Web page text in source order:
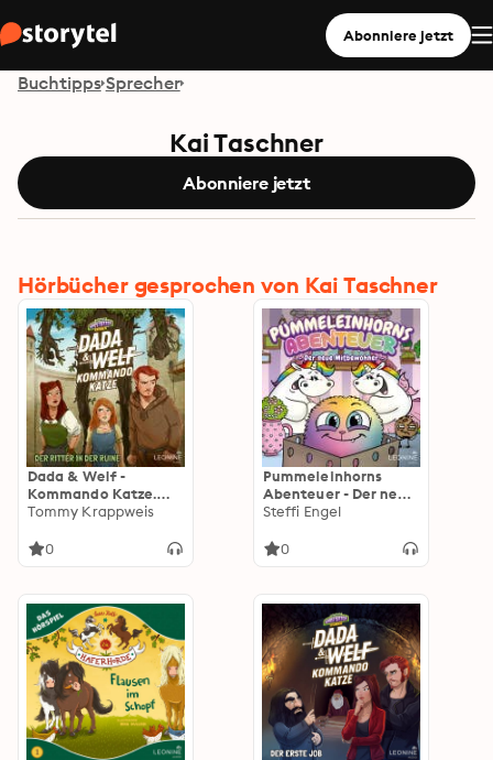
Abonniere jetzt
Buchtipps Sprecher
Kai Taschner
Abonniere jetzt
Hörbücher gesprochen von Kai Taschner
Dada & Welf -
Kommando Katze.
Folge 06: Der Ritter in
Tommy Krappweis
0
Pummeleinhorns
Abenteuer - Der neue
Mitbewohner
Steffi Engel
0